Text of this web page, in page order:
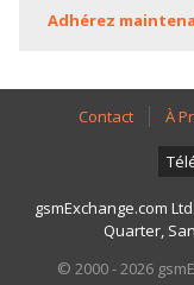
Adhérez
Contact À
gsmExchange.com
Quarter,
© 2000 - 2026